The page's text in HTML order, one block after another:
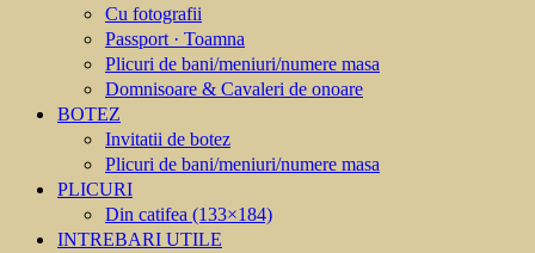
Cu fotografii
Passport · Toamna
Plicuri de bani/meniuri/numere masa
Domnisoare & Cavaleri de onoare
BOTEZ
Invitatii de botez
Plicuri de bani/meniuri/numere masa
PLICURI
Din catifea (133×184)
INTREBARI UTILE